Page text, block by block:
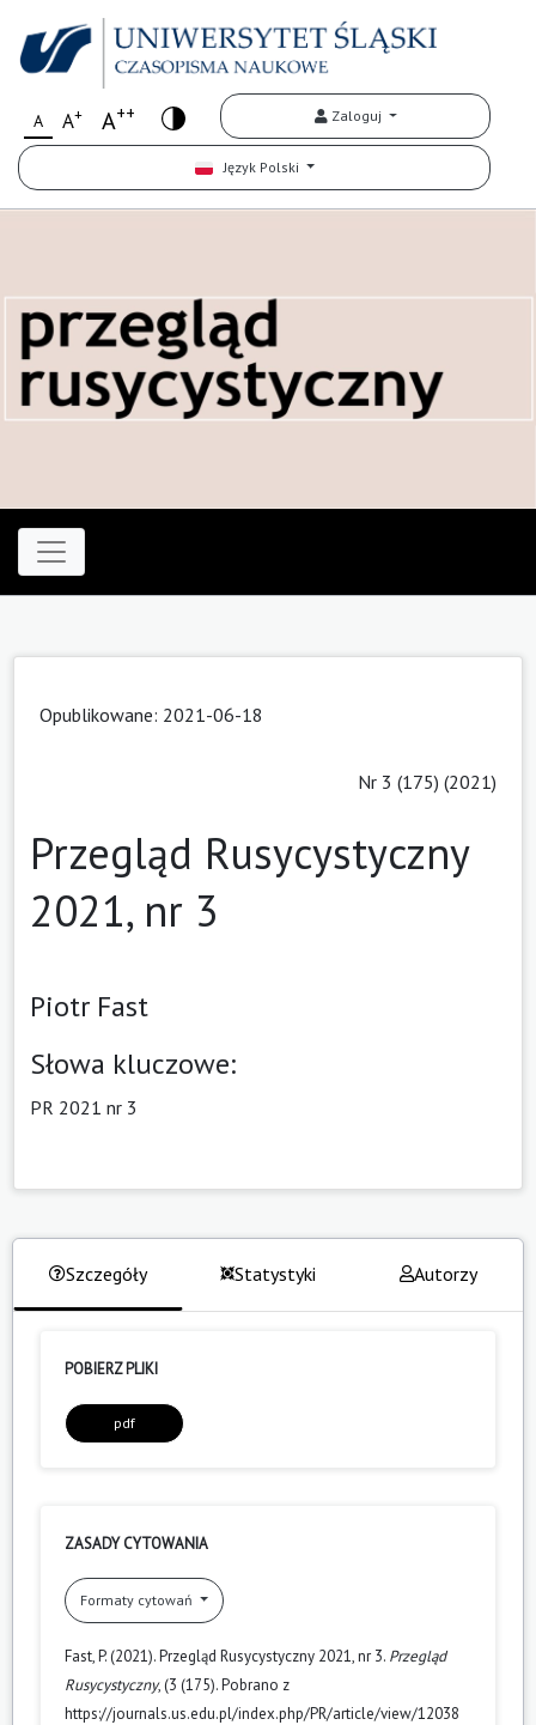
A A+ A++ Zaloguj
Język Polski
Opublikowane: 2021-06-18
Nr 3 (175) (2021)
Przegląd Rusycystyczny
2021, nr 3
Piotr Fast
Słowa kluczowe:
PR 2021 nr 3
Szczegóły Statystyki Autorzy
POBIERZ PLIKI
pdf
ZASADY CYTOWANIA
Formaty cytowań
Fast, P. (2021). Przegląd Rusycystyczny 2021, nr 3. Przegląd
Rusycystyczny, (3 (175). Pobrano z
https://journals.us.edu.pl/index.php/PR/article/view/12038